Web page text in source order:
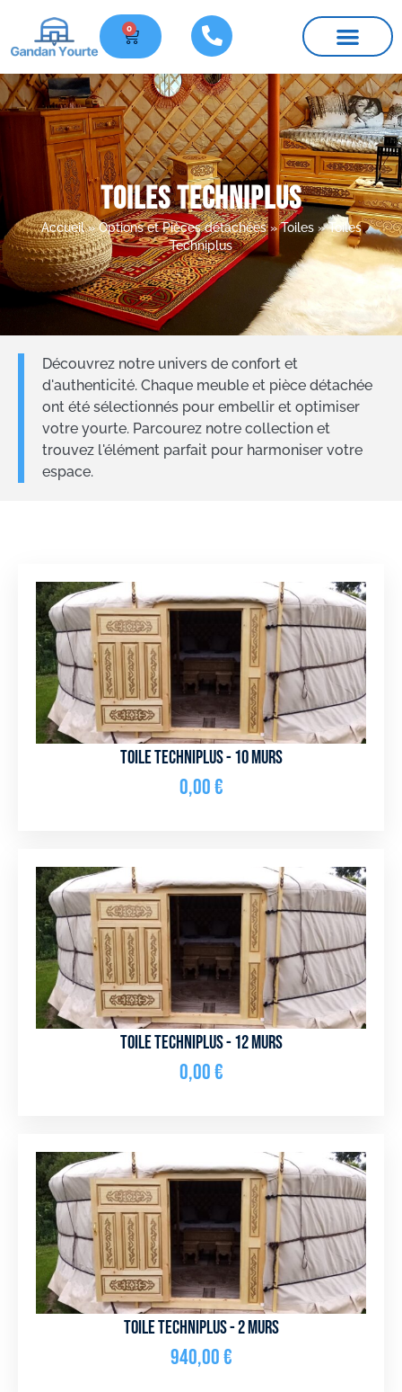
0
Toiles Techniplus
Accueil»Options et Pièces détachées»Toiles»Toiles
Techniplus
Découvrez notre univers de confort et
d'authenticité. Chaque meuble et pièce détachée
ont été sélectionnés pour embellir et optimiser
votre yourte. Parcourez notre collection et
trouvez l'élément parfait pour harmoniser votre
espace.
Toile Techniplus - 10 murs
0,00€
Toile Techniplus - 12 murs
0,00€
Toile Techniplus - 2 murs
940,00€